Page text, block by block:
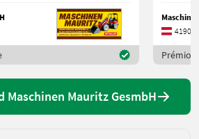
4190
Maschinen Mauritz GesmbH